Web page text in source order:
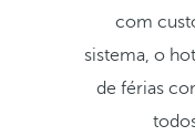
com
sistema, o
de férias